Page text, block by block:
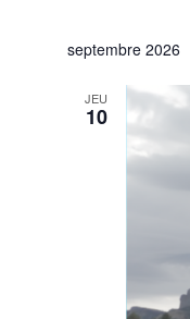
septembre 2026
JEU
10